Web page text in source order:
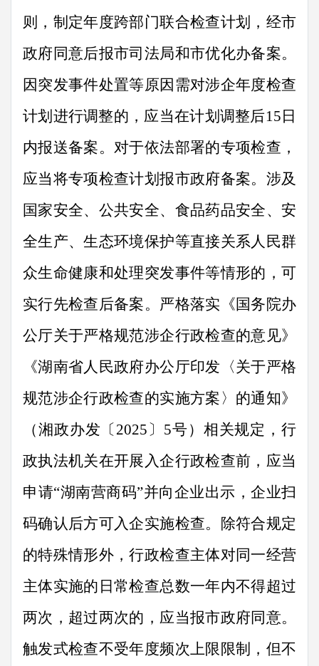
则，制定年度跨部门联合检查计划，经市
政府同意后报市司法局和市优化办备案。
因突发事件处置等原因需对涉企年度检查
计划进行调整的，应当在计划调整后15 日
内报送备案。对于依法部署的专项检查，
应当将专项检查计划报市政府备案。 涉及
国家安全、公共安全、食品药品安全、安
全生产、生态环境保护等直接关系人民群
众生命健康和处理突发事件等情形的，可
实行先检查后备案。 严格落实《国务院办
公厅关于严格规范涉企行政检查的意见》
《湖南省人民政府办公厅印发 〈关于严格
规范涉企行政检查的实施方案 〉 的通知》
（湘政办发〔 2025 〕 5号）相关规定，行
政执法机关在开展 入企行政检查前，应当
申请“湖南营商码”并向企业出示，企业扫
码确认后方可入企实施检查。除符合规定
的特殊情形外，行政检查主体对同一经营
主体实施的日常检查总数一年内不得超过
两次，超过两次的 ， 应当报市政府同意。
触发式检查不受年度频次上限限制，但不